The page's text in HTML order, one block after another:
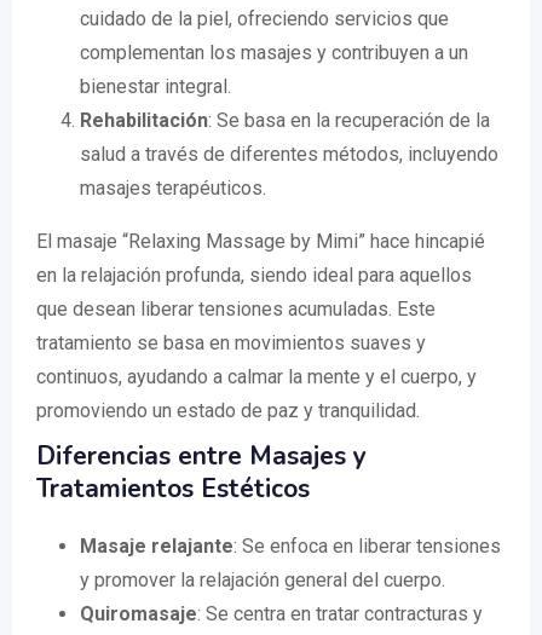
cuidado de la piel, ofreciendo servicios que
complementan los masajes y contribuyen a un
bienestar integral.
Rehabilitación: Se basa en la recuperación de la
salud a través de diferentes métodos, incluyendo
masajes terapéuticos.
El masaje “Relaxing Massage by Mimi” hace hincapié
en la relajación profunda, siendo ideal para aquellos
que desean liberar tensiones acumuladas. Este
tratamiento se basa en movimientos suaves y
continuos, ayudando a calmar la mente y el cuerpo, y
promoviendo un estado de paz y tranquilidad.
Diferencias entre Masajes y
Tratamientos Estéticos
Masaje relajante: Se enfoca en liberar tensiones
y promover la relajación general del cuerpo.
Quiromasaje: Se centra en tratar contracturas y